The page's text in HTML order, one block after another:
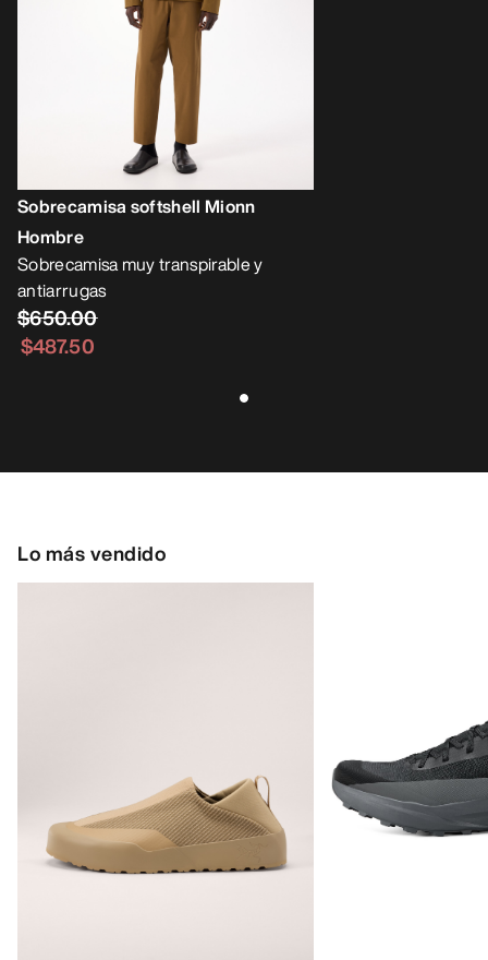
Sobrecamisa softshell Mionn
Hombre
Sobrecamisa muy transpirable y
antiarrugas
$650.00
$487.50
Lo más vendido